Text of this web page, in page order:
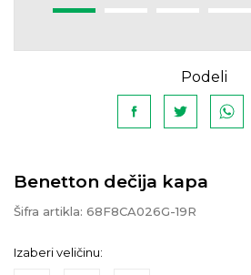
Podeli
Benetton dečija kapa
Šifra artikla: 68F8CA026G-19R
Izaberi veličinu: